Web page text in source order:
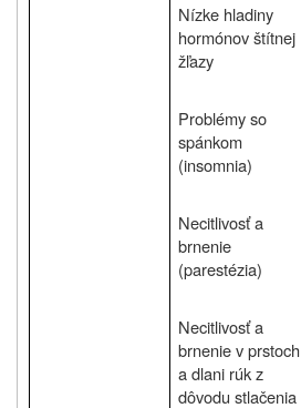
Nízke hladiny
hormónov štítnej
žľazy
Problémy so
spánkom
(insomnia)
Necitlivosť a
brnenie
(parestézia)
Necitlivosť a
brnenie v prstoch
a dlani rúk z
dôvodu stlačenia